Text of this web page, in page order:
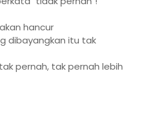
hancur
dibayangkan itu tak
pernah, tak pernah lebih